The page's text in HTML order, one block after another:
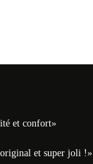
et confort»
et super joli !»